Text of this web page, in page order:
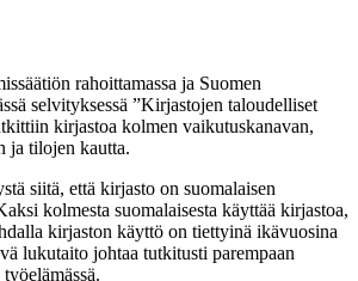
rahoittamassa ja Suomen
selvityksessä ”Kirjastojen taloudelliset
kirjastoa kolmen vaikutuskanavan,
ja tilojen kautta.
siitä, että kirjasto on suomalaisen
kolmesta suomalaisesta käyttää kirjastoa,
kirjaston käyttö on tiettyinä ikävuosina
lukutaito johtaa t­­utkitusti parempaan